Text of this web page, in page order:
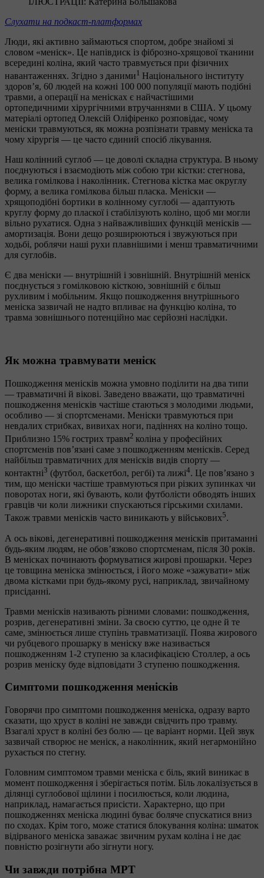
Слухати на подкаст-платформах
Люди, які активно займаються спортом, добре знайомі зі
словом «меніск». Це напівдиск із фіброзно-хрящової тканини
всередині коліна, який часто травмується при фізичних
навантаженнях. Згідно з даними1 Національного інституту
здоров’я, 60 людей на кожні 100 000 популяції мають подібні
травми, а операції на менісках є найчастішими
ортопедичними хірургічними втручаннями в США. У цьому
матеріалі ортопед Олексій Оліфіренко розповідає, чому
меніски травмуються, як можна розпізнати травму меніска та
чому хірургія — це часто єдиний спосіб лікування.
Наш колінний суглоб — це доволі складна структура. В ньому
поєднуються і взаємодіють між собою три кістки: стегнова,
велика гомілкова і наколінник. Стегнова кістка має округлу
форму, а велика гомілкова більш пласка. Меніски —
хрящоподібні бортики в колінному суглобі — адаптують
круглу форму до пласкої і стабілізують коліно, щоб ми могли
вільно рухатися. Одна з найважливіших функцій менісків —
амортизація. Вони дещо розширюються і звужуються при
ходьбі, роблячи наші рухи плавнішими і менш травматичними
для суглобів.
Є два меніски — внутрішній і зовнішній. Внутрішній меніск
поєднується з гомілковою кісткою, зовнішній є більш
рухливим і мобільним. Якщо пошкодження внутрішнього
меніска зазвичай не надто впливає на функцію коліна, то
травма зовнішнього потенційно має серйозні наслідки.
Як можна травмувати меніск
Пошкодження менісків можна умовно поділити на два типи
— травматичні й вікові. Заведено вважати, що травматичні
пошкодження менісків частіше стаються з молодими людьми,
особливо — зі спортсменами. Меніски травмуються при
невдалих стрибках, вивихах ноги, падіннях на коліно тощо.
Приблизно 15% гострих травм2 коліна у професійних
спортсменів пов’язані саме з пошкодженням менісків. Серед
найбільш травматичних для менісків видів спорту —
контактні3 (футбол, баскетбол, регбі) та лижі4. Це пов’язано з
тим, що меніски частіше травмуються при різких зупинках чи
поворотах ноги, які бувають, коли футболісти обводять інших
гравців чи коли лижники спускаються гірськими схилами.
Також травми менісків часто виникають у військових5.
А ось вікові, дегенеративні пошкодження менісків притаманні
будь-яким людям, не обов’язково спортсменам, після 30 років.
В менісках починають формуватися жирові прошарки. Через
це товщина меніска змінюється, і його може «зажувати» між
двома кістками при будь-якому русі, наприклад, звичайному
присіданні.
Травми менісків називають різними словами: пошкодження,
розрив, дегенеративні зміни. За своєю суттю, це одне й те
саме, змінюється лише ступінь травматизації. Поява жирового
чи рубцевого прошарку в меніску вже називається
пошкодженням 1-2 ступеню за класифікацією Столлер, а ось
розрив меніску буде відповідати 3 ступеню пошкодження.
Симптоми пошкодження менісків
Говорячи про симптоми пошкодження меніска, одразу варто
сказати, що хруст в коліні не завжди свідчить про травму.
Взагалі хруст в коліні без болю — це варіант норми. Цей звук
зазвичай створює не меніск, а наколінник, який негармонійно
рухається по стегну.
Головним симптомом травми меніска є біль, який виникає в
момент пошкодження і зберігається потім. Біль локалізується в
ділянці суглобової щілини і посилюється, коли людина,
наприклад, намагається присісти. Характерно, що при
пошкодженнях меніска людині буває боляче спускатися вниз
по сходах. Крім того, може статися блокування коліна: шматок
відірваного меніска заважає звичним рухам коліна і не дає
повністю розігнути або зігнути ногу.
Чи завжди потрібна МРТ